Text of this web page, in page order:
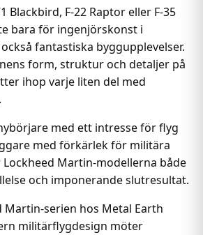
Blackbird, F-22 Raptor eller F-35
bara för ingenjörskonst i
fantastiska byggupplevelser.
form, struktur och detaljer på
ihop varje liten del med
med ett intresse för flyg
med förkärlek för militära
Martin-modellerna både
och imponerande slutresultat.
Martin-serien hos Metal Earth
militärflygdesign möter